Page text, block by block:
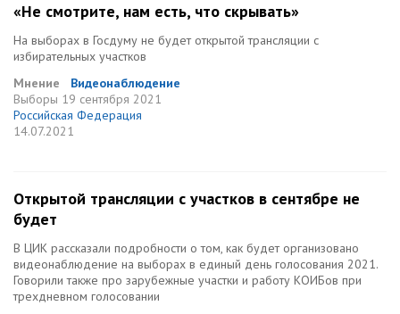
«Не смотрите, нам есть, что скрывать»
На выборах в Госдуму не будет открытой трансляции с
избирательных участков
Мнение
Видеонаблюдение
Выборы 19 сентября 2021
Российская Федерация
14.07.2021
Открытой трансляции с участков в сентябре не
будет
В ЦИК рассказали подробности о том, как будет организовано
видеонаблюдение на выборах в единый день голосования 2021.
Говорили также про зарубежные участки и работу КОИБов при
трехдневном голосовании